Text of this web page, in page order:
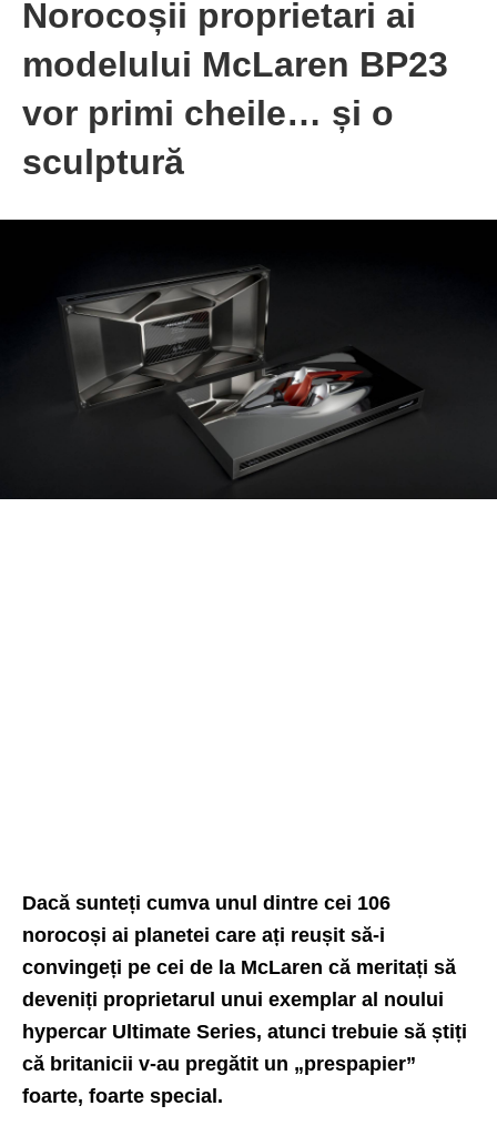
Norocoșii proprietari ai
modelului McLaren BP23
vor primi cheile… și o
sculptură
Dacă sunteți cumva unul dintre cei 106
norocoși ai planetei care ați reușit să-i
convingeți pe cei de la McLaren că meritați să
deveniți proprietarul unui exemplar al noului
hypercar Ultimate Series, atunci trebuie să știți
că britanicii v-au pregătit un „prespapier”
foarte, foarte special.